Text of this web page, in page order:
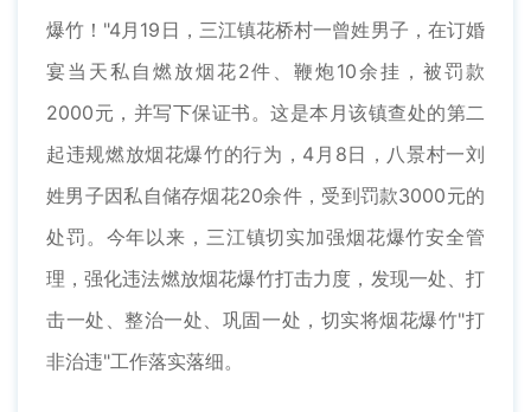
爆竹！"4月19日，三江镇花桥村一曾姓男子，在订婚
宴当天私自燃放烟花2件、鞭炮10余挂，被罚款
2000元，并写下保证书。这是本月该镇查处的第二
起违规燃放烟花爆竹的行为，4月8日，八景村一刘
姓男子因私自储存烟花20余件，受到罚款3000元的
处罚。今年以来，三江镇切实加强烟花爆竹安全管
理，强化违法燃放烟花爆竹打击力度，发现一处、打
击一处、整治一处、巩固一处，切实将烟花爆竹"打
非治违"工作落实落细。